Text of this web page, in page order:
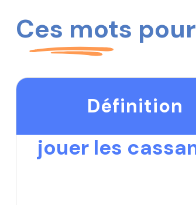
Ces mots
Définition
jouer les